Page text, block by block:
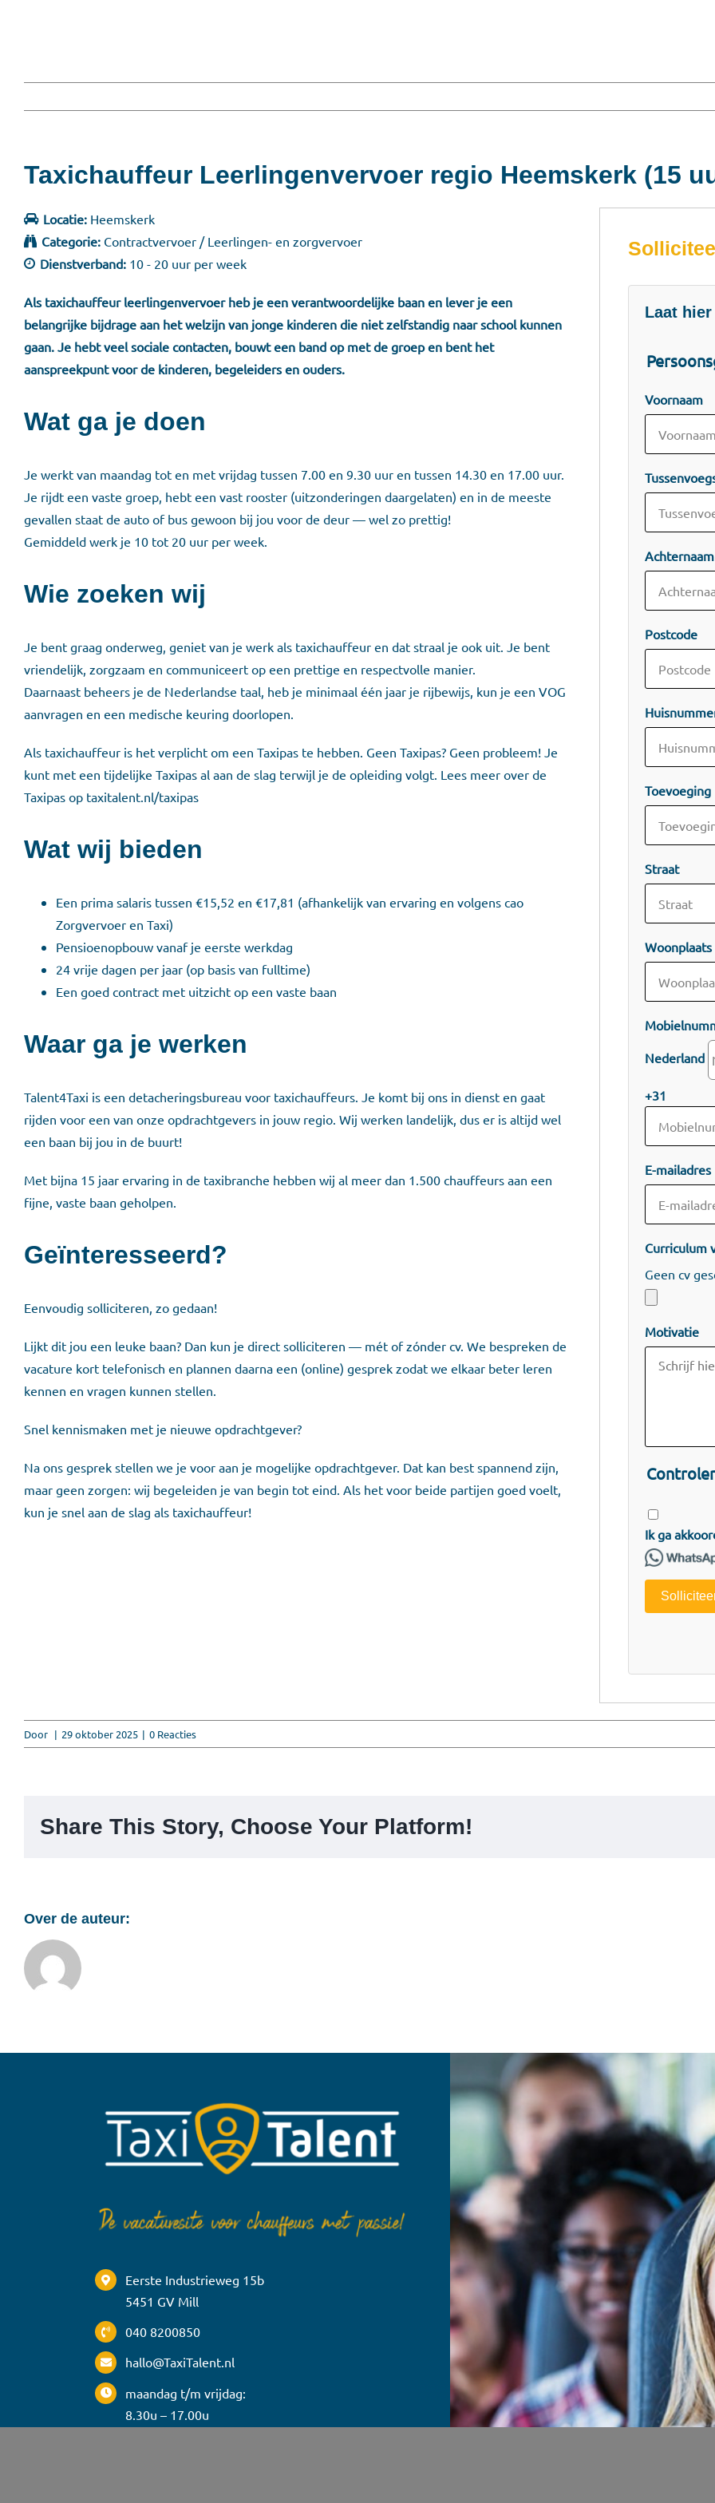
Taxichauffeur Leerlingenvervoer regio Heemskerk (15
Locatie: Heemskerk
Categorie: Contractvervoer / Leerlingen- en zorgvervoer
Dienstverband: 10 - 20 uur per week
Als taxichauffeur leerlingenvervoer heb je een verantwoordelijke baan en lever je een
belangrijke bijdrage aan het welzijn van jonge kinderen die niet zelfstandig naar school kunnen
gaan. Je hebt veel sociale contacten, bouwt een band op met de groep en bent het
aanspreekpunt voor de kinderen, begeleiders en ouders.
Wat ga je doen
Je werkt van maandag tot en met vrijdag tussen 7.00 en 9.30 uur en tussen 14.30 en 17.00 uur.
Je rijdt een vaste groep, hebt een vast rooster (uitzonderingen daargelaten) en in de meeste
gevallen staat de auto of bus gewoon bij jou voor de deur — wel zo prettig!
Gemiddeld werk je 10 tot 20 uur per week.
Wie zoeken wij
Je bent graag onderweg, geniet van je werk als taxichauffeur en dat straal je ook uit. Je bent
vriendelijk, zorgzaam en communiceert op een prettige en respectvolle manier.
Daarnaast beheers je de Nederlandse taal, heb je minimaal één jaar je rijbewijs, kun je een VOG
aanvragen en een medische keuring doorlopen.
Als taxichauffeur is het verplicht om een Taxipas te hebben. Geen Taxipas? Geen probleem! Je
kunt met een tijdelijke Taxipas al aan de slag terwijl je de opleiding volgt. Lees meer over de
Taxipas op taxitalent.nl/taxipas
Wat wij bieden
Een prima salaris tussen €15,52 en €17,81 (afhankelijk van ervaring en volgens cao
Zorgvervoer en Taxi)
Pensioenopbouw vanaf je eerste werkdag
24 vrije dagen per jaar (op basis van fulltime)
Een goed contract met uitzicht op een vaste baan
Waar ga je werken
Talent4Taxi is een detacheringsbureau voor taxichauffeurs. Je komt bij ons in dienst en gaat
rijden voor een van onze opdrachtgevers in jouw regio. Wij werken landelijk, dus er is altijd wel
een baan bij jou in de buurt!
Met bijna 15 jaar ervaring in de taxibranche hebben wij al meer dan 1.500 chauffeurs aan een
fijne, vaste baan geholpen.
Geïnteresseerd?
Eenvoudig solliciteren, zo gedaan!
Lijkt dit jou een leuke baan? Dan kun je direct solliciteren — mét of zónder cv. We bespreken de
vacature kort telefonisch en plannen daarna een (online) gesprek zodat we elkaar beter leren
kennen en vragen kunnen stellen.
Snel kennismaken met je nieuwe opdrachtgever?
Na ons gesprek stellen we je voor aan je mogelijke opdrachtgever. Dat kan best spannend zijn,
maar geen zorgen: wij begeleiden je van begin tot eind. Als het voor beide partijen goed voelt,
kun je snel aan de slag als taxichauffeur!
Laat
Voornaam
Achternaam
Postcode
Toevoeging
Straat
Woonplaats
Nederland
+31
E-mailadres
Curriculum
Geen cv
Motivatie
Ik ga
Door | 29 oktober 2025 | 0 Reacties
Share This Story, Choose Your Platform!
Over de auteur:
Eerste Industrieweg 15b
5451 GV Mill
040 8200850
hallo@TaxiTalent.nl
maandag t/m vrijdag:
8.30u – 17.00u